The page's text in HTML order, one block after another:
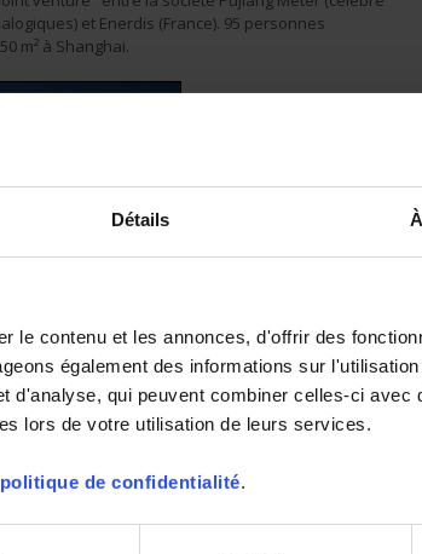
Détails
le contenu et les annonces, d'offrir des
également des informations sur
d'analyse, qui peuvent combiner celles-ci avec
lors de votre utilisation de leurs services.
politique de confidentialité.
et Enerdis (France). 95 personnes
m² à Shanghai.
gamme de produits, allant des indicateurs
jusqu'aux produits plus sophistiqués
numériques et les pinces.
et comprend des fonctions telles
l'Assurance Qualité et la